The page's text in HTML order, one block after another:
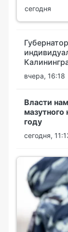
сегодня
вчера, 16:18
Власти
мазутного
году
сегодня,